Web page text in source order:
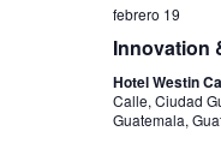
febrero 19
Innovation
Hotel Westin
Calle, Ciudad
Guatemala,